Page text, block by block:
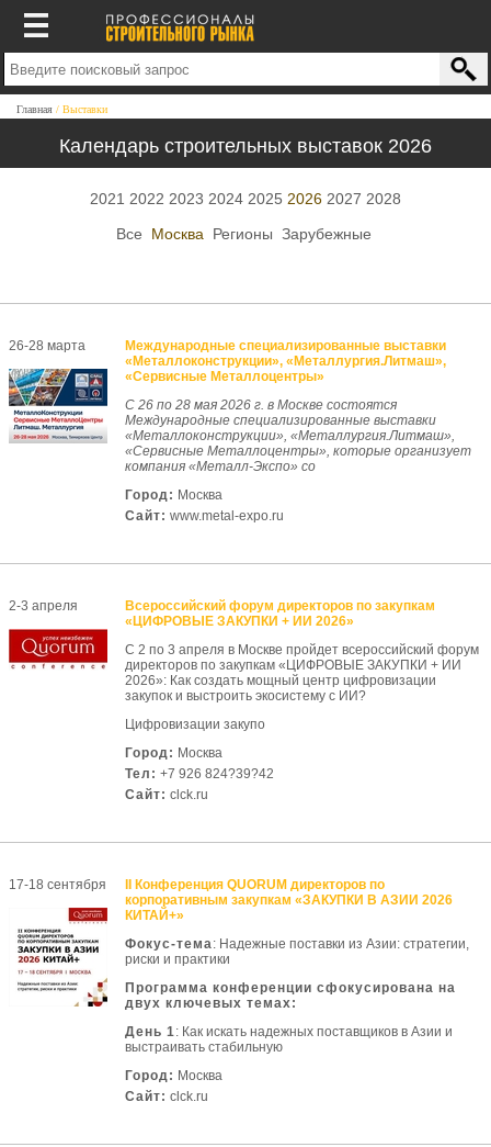
Главная Выставки
Календарь строительных выставок 2026
2021 2022 2023 2024 2025 2026 2027 2028
Все
Москва Регионы Зарубежные
26-28 марта
Международные специализированные выставки
«Металлоконструкции», «Металлургия.Литмаш»,
«Сервисные Металлоцентры»
С 26 по 28 мая 2026 г. в Москве состоятся
Международные специализированные выставки
«Металлоконструкции», «Металлургия.Литмаш»,
«Сервисные Металлоцентры», которые организует
компания «Металл-Экспо» со
Город: Москва
Сайт: www.metal-expo.ru
2-3 апреля
Всероссийский форум директоров по закупкам
«ЦИФРОВЫЕ ЗАКУПКИ + ИИ 2026»
С 2 по 3 апреля в Москве пройдет всероссийский форум
директоров по закупкам «ЦИФРОВЫЕ ЗАКУПКИ + ИИ
2026»: Как создать мощный центр цифровизации
закупок и выстроить экосистему с ИИ?
Цифровизации закупо
Город: Москва
Тел: +7 926 824?39?42
Сайт: clck.ru
17-18 сентября
II Конференция QUORUM директоров по
корпоративным закупкам «ЗАКУПКИ В АЗИИ 2026
КИТАЙ+»
Фокус-тема: Надежные поставки из Азии: стратегии,
риски и практики
Программа конференции сфокусирована на
двух ключевых темах:
День 1: Как искать надежных поставщиков в Азии и
выстраивать стабильную
Город: Москва
Сайт: clck.ru